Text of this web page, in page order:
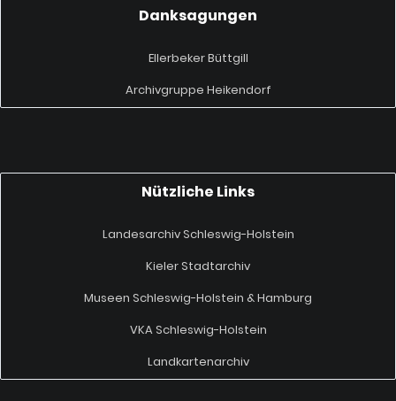
Danksagungen
Ellerbeker Büttgill
Archivgruppe Heikendorf
Nützliche Links
Landesarchiv Schleswig-Holstein
Kieler Stadtarchiv
Museen Schleswig-Holstein & Hamburg
VKA Schleswig-Holstein
Landkartenarchiv